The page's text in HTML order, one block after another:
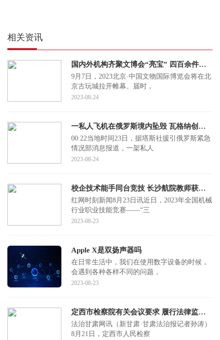
相关资讯
国内外机构齐聚文博会“亮宝” 四百余件重量级文物艺术品将首次亮相
9月7日，2023北京·中国文物国际博览会将在北
京古玩城拉开帷幕。届时，
2023-08-24
一私人飞机在俄罗斯境内坠毁 瓦格纳创始人普里戈任在乘机名单上
00:22当地时间23日，据塔斯社援引俄罗斯紧急
情况部消息报道，一架私人
2023-08-24
校企技术能手同台竞技 长沙航院教师获全国机械行业技能竞赛一等奖
红网时刻新闻8月23日讯近日，2023年全国机械
行业职业技能竞赛——“三
2023-08-23
Apple X是双扬声器吗
在日常生活中，我们在使用数字设备的时候，
会遇到各种各样不同的问题，
2023-08-23
定西市检察院有关会议要求 履行法律监督职责办好每一个案件
法治甘肃网讯（新甘肃·甘肃法治报记者孙涛）
8月21日，定西市人民检察